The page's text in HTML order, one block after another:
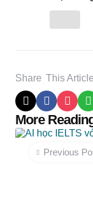
Share This Article
More
Post
navigation
Previous